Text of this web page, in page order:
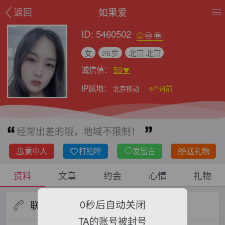
返回
如果爱
ID: 5460502
女 26岁
北京 北京
诚信值： 59
IP属地：
北京移动 6个月前
经常出差的哦，地域不限制！
意中人 打招呼 发留言 送礼物
资料 文章 约会 心情 礼物
联系资料 0秒后自动关闭
TA的账号被封号